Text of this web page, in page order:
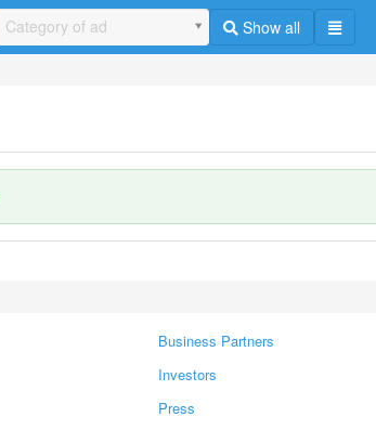
Category of ad Show all
Business Partners
Investors
Press